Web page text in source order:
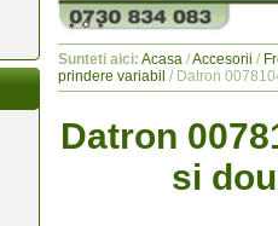
Sunteti aici: Acasa /Accesorii /
prindere variabil / Datron
Datron
si